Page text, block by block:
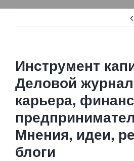
Commercial
Developments
Contact Us
Инструмент
Деловой
карьера,
Мнения, идеи,
блоги